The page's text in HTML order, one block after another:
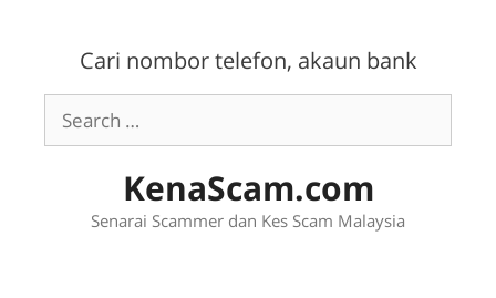
Cari nombor telefon, akaun bank
Search
for:
KenaScam.com
Senarai Scammer dan Kes Scam Malaysia